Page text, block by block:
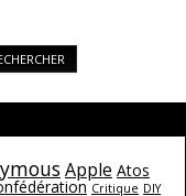
Apple Atos
Critique DIY